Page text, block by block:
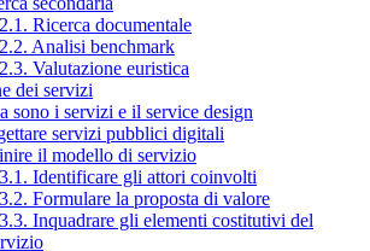
Ricerca documentale
Analisi benchmark
Valutazione euristica
dei servizi
sono i servizi e il service design
servizi pubblici digitali
il modello di servizio
Identificare gli attori coinvolti
Formulare la proposta di valore
Inquadrare gli elementi costitutivi del